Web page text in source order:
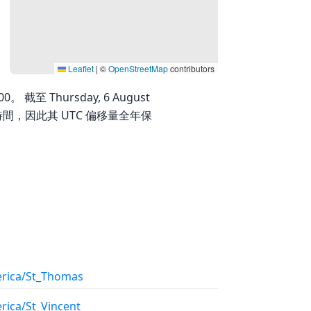
Leaflet | ©OpenStreetMapcontributors
。 截至 Thursday, 6 August
，因此其 UTC 偏移量全年保
St_Thomas
St_Vincent